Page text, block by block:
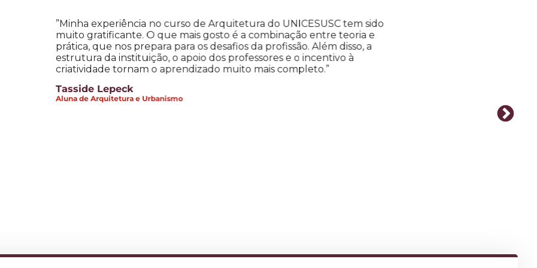
do UNICESUSC tem sido
combinação entre teoria e
da profissão. Além disso, a
e o incentivo à
mais completo.”